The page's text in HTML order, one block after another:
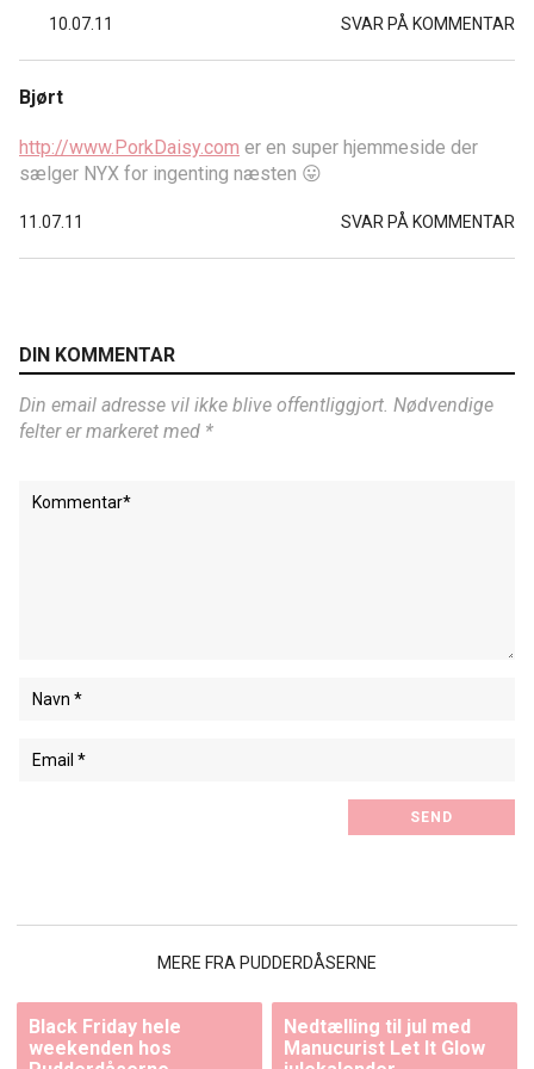
10.07.11 SVAR PÅ KOMMENTAR
Bjørt
http://www.PorkDaisy.com er en super hjemmeside der
sælger NYX for ingenting næsten 😛
11.07.11 SVAR PÅ KOMMENTAR
DIN KOMMENTAR
Din email adresse vil ikke blive offentliggjort. Nødvendige
felter er markeret med *
MERE FRA PUDDERDÅSERNE
Black Friday hele
weekenden hos
Nedtælling til jul med
Manucurist Let It Glow